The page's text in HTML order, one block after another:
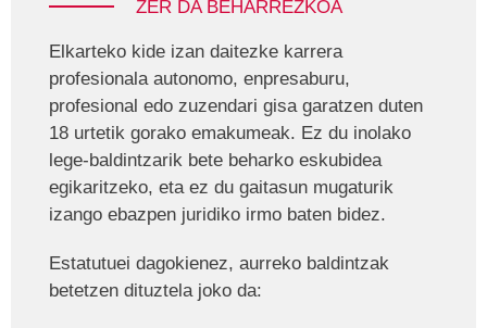
ZER DA BEHARREZKOA
Elkarteko kide izan daitezke karrera
profesionala autonomo, enpresaburu,
profesional edo zuzendari gisa garatzen duten
18 urtetik gorako emakumeak. Ez du inolako
lege-baldintzarik bete beharko eskubidea
egikaritzeko, eta ez du gaitasun mugaturik
izango ebazpen juridiko irmo baten bidez.
Estatutuei dagokienez, aurreko baldintzak
betetzen dituztela joko da: